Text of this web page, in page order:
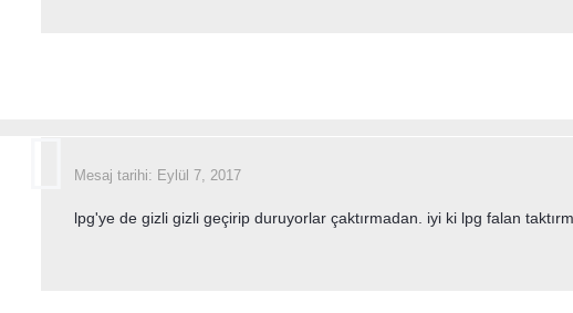
Mesaj tarihi: Eylül 7, 2017
lpg'ye de gizli gizli geçirip duruyorlar çaktırmadan. iyi ki lpg falan